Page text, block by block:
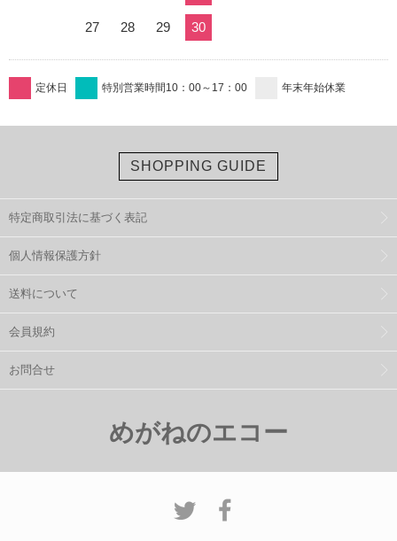
27 28 29 30
定休日 特別営業時間10：00～17：00 年末年始休業
SHOPPING GUIDE
特定商取引法に基づく表記
個人情報保護方針
送料について
会員規約
お問合せ
めがねのエコー